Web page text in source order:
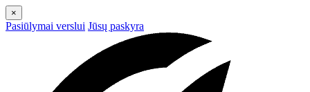
×
Pasiūlymai verslui Jūsų paskyra